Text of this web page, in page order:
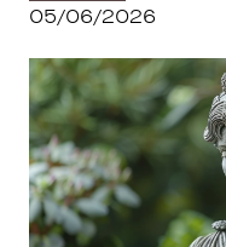
05/06/2026